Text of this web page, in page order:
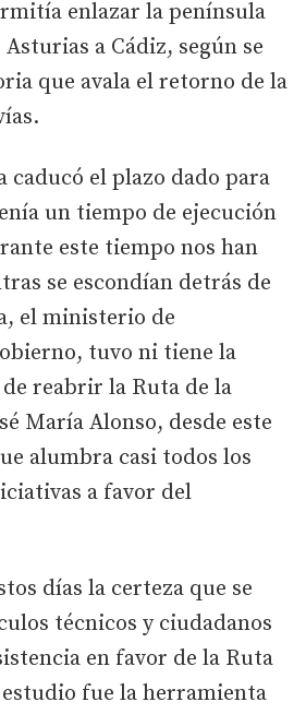
enlazar la península
a Cádiz, según se
que avala el retorno de la
caducó el plazo dado para
un tiempo de ejecución
este tiempo nos han
se escondían detrás de
el ministerio de
tuvo ni tiene la
reabrir la Ruta de la
María Alonso, desde este
alumbra casi todos los
a favor del
días la certeza que se
técnicos y ciudadanos
en favor de la Ruta
fue la herramienta